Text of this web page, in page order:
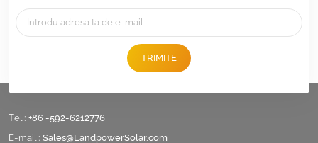
TRIMITE
Tel : +86 -592-6212776
E-mail : Sales@LandpowerSolar.com